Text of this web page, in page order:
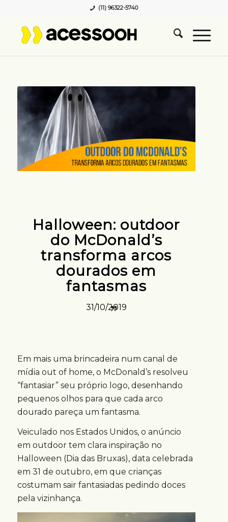
(11) 96322-5740
Halloween: outdoor
do McDonald’s
transforma arcos
dourados em
fantasmas
31/10/2019
Em mais uma brincadeira num canal de
mídia out of home, o McDonald’s resolveu
“fantasiar” seu próprio logo, desenhando
pequenos olhos para que cada arco
dourado pareça um fantasma.
Veiculado nos Estados Unidos, o anúncio
em outdoor tem clara inspiração no
Halloween (Dia das Bruxas), data celebrada
em 31 de outubro, em que crianças
costumam sair fantasiadas pedindo doces
pela vizinhança.